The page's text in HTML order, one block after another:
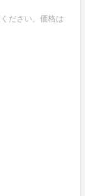
ださい。価格は